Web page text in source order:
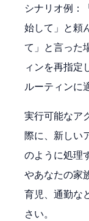
シナリオ例：
始して」と頼
て」と言った
ィンを再指定
ルーティンに
実行可能なア
際に、新しい
のように処理
やあなたの家
育児、通勤な
さい。